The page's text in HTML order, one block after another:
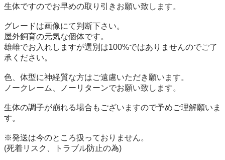
生体ですのでお早めの取り引きお願い致します。
グレードは画像にて判断下さい。
屋外飼育の元気な個体です。
雄雌でお入れしますが選別は100%ではありませんのでご了
承ください。
色、体型に神経質な方はご遠慮いただき願います。
ノークレーム、ノーリターンでお願い致します。
生体の調子が崩れる場合もございますので予めご理解願いま
す。
※発送は今のところ扱っておりません。
(死着リスク、トラブル防止の為)